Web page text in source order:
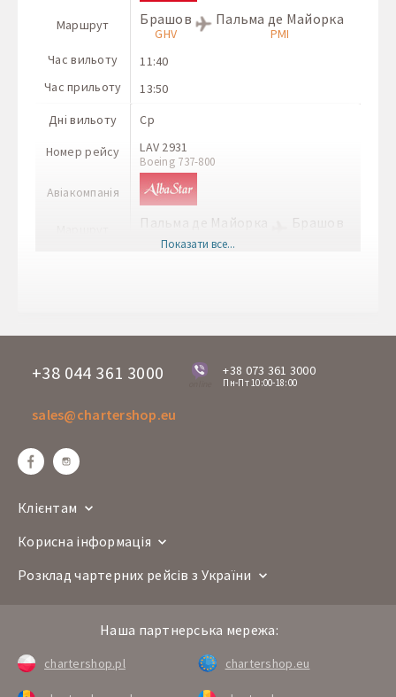
Маршрут
Час вильоту
Час прильоту
Брашов
GHV
Пальма де Майорка
PMI
11:40
13:50
Дні вильоту
Номер рейсу
Авіакомпанія
Ср
LAV 2931
Boeing 737-800
Пальма де Майорка Брашов
Показати все...
+38 044 361 3000
online
+38 073 361 3000
Пн-Пт 10:00-18:00
sales@chartershop.eu
Клієнтам
Корисна інформація
Розклад чартерних рейсів з України
Наша партнерська мережа:
chartershop.pl chartershop.eu